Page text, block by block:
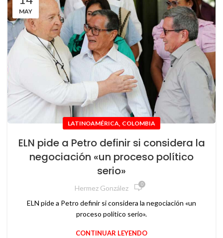
MAY
LATINOAMÉRICA, COLOMBIA
ELN pide a Petro definir si considera la
negociación «un proceso político
serio»
Hermez González 0
ELN pide a Petro definir si considera la negociación «un
proceso político serio».
CONTINUAR LEYENDO